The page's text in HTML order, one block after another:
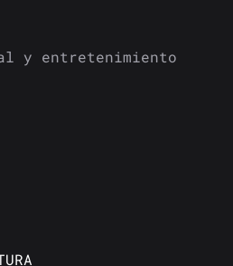
y entretenimiento